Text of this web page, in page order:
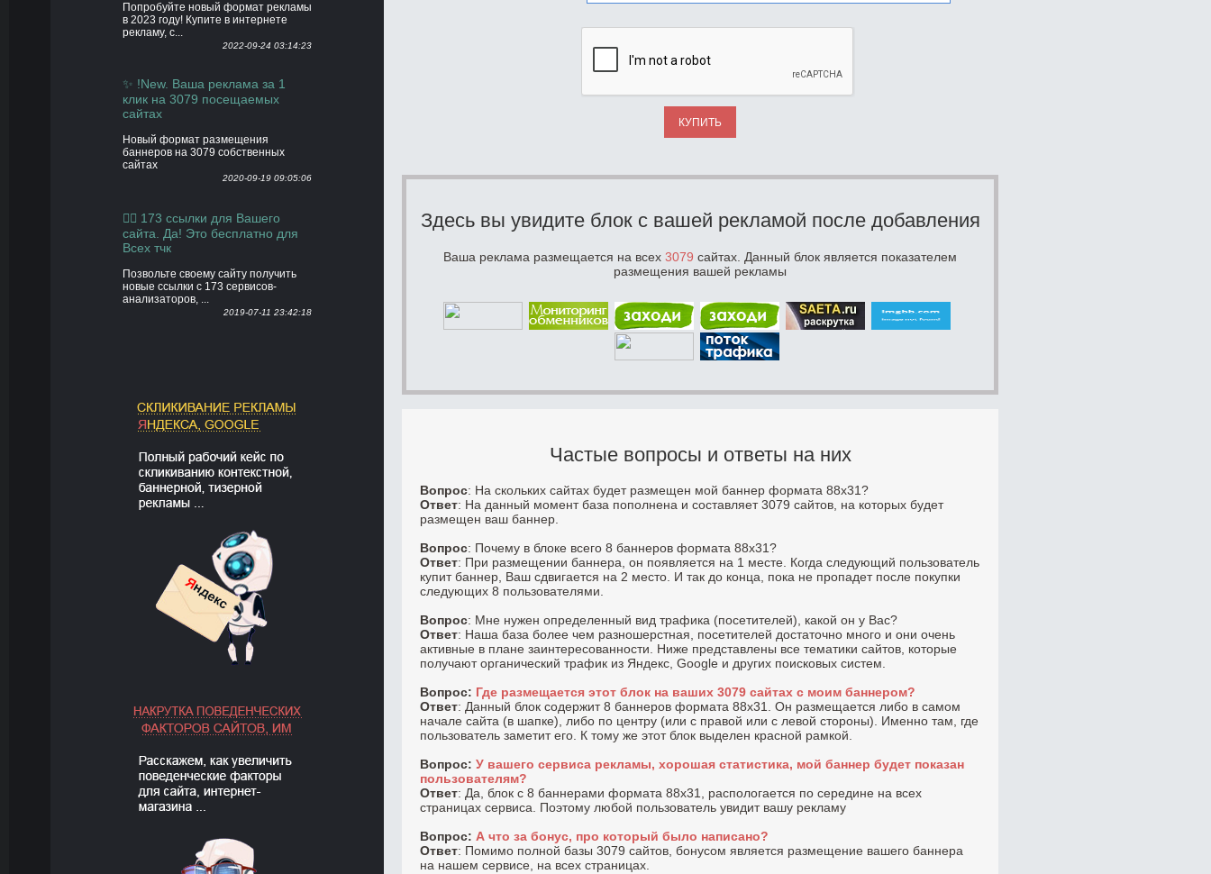
Попробуйте новый формат рекламы
в 2023 году! Купите в интернете
рекламу, с...
2022-09-24 03:14:23
✨ !New. Ваша реклама за 1
клик на 3079 посещаемых
сайтах
Новый формат размещения
баннеров на 3079 собственных
сайтах
2020-09-19 09:05:06
👍🏻 173 ссылки для Вашего
сайта. Да! Это бесплатно для
Всех тчк
Позвольте своему сайту получить
новые ссылки с 173 сервисов-
анализаторов, ...
2019-07-11 23:42:18
КУПИТЬ
Здесь вы увидите блок с вашей рекламой после добавления
Ваша реклама размещается на всех 3079 сайтах. Данный блок является показателем
размещения вашей рекламы
Частые вопросы и ответы на них
Вопрос: На скольких сайтах будет размещен мой баннер формата 88x31?
Ответ: На данный момент база пополнена и составляет 3079 сайтов, на которых будет
размещен ваш баннер.
Вопрос: Почему в блоке всего 8 баннеров формата 88x31?
Ответ: При размещении баннера, он появляется на 1 месте. Когда следующий пользователь
купит баннер, Ваш сдвигается на 2 место. И так до конца, пока не пропадет после покупки
следующих 8 пользователями.
Вопрос: Мне нужен определенный вид трафика (посетителей), какой он у Вас?
Ответ: Наша база более чем разношерстная, посетителей достаточно много и они очень
активные в плане заинтересованности. Ниже представлены все тематики сайтов, которые
получают органический трафик из Яндекс, Google и других поисковых систем.
Вопрос: Где размещается этот блок на ваших 3079 сайтах с моим баннером?
Ответ: Данный блок содержит 8 баннеров формата 88x31. Он размещается либо в самом
начале сайта (в шапке), либо по центру (или с правой или c левой стороны). Именно там, где
пользователь заметит его. К тому же этот блок выделен красной рамкой.
Вопрос: У вашего сервиса рекламы, хорошая статистика, мой баннер будет показан
пользователям?
Ответ: Да, блок с 8 баннерами формата 88x31, распологается по середине на всех
страницах сервиса. Поэтому любой пользователь увидит вашу рекламу
Вопрос: А что за бонус, про который было написано?
Ответ: Помимо полной базы 3079 сайтов, бонусом является размещение вашего баннера
на нашем сервисе, на всех страницах.